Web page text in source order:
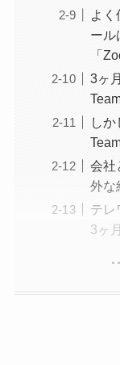
よ
ール
「
3ヶ
し
会社
外な
テ
3ヶ